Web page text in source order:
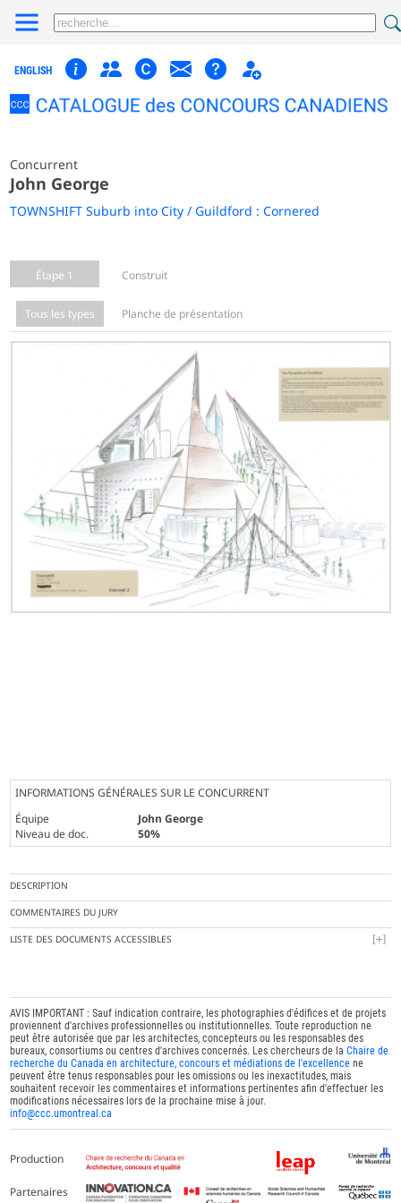
ENGLISH
Concurrent
John George
TOWNSHIFT Suburb into City / Guildford : Cornered
Étape 1 Construit
Tous les types Planche de présentation
INFORMATIONS GÉNÉRALES SUR LE CONCURRENT
Équipe
John George
Niveau de doc.
50%
DESCRIPTION
COMMENTAIRES DU JURY
LISTE DES DOCUMENTS ACCESSIBLES
AVIS IMPORTANT : Sauf indication contraire, les photographies d'édifices et de projets
proviennent d'archives professionnelles ou institutionnelles. Toute reproduction ne
peut être autorisée que par les architectes, concepteurs ou les responsables des
bureaux, consortiums ou centres d'archives concernés. Les chercheurs de laChaire de
recherche du Canada en architecture, concours et médiations de l'excellence ne
peuvent être tenus responsables pour les omissions ou les inexactitudes, mais
souhaitent recevoir les commentaires et informations pertinentes afin d'effectuer les
modifications nécessaires lors de la prochaine mise à jour.
info@ccc.umontreal.ca
Production
Partenaires